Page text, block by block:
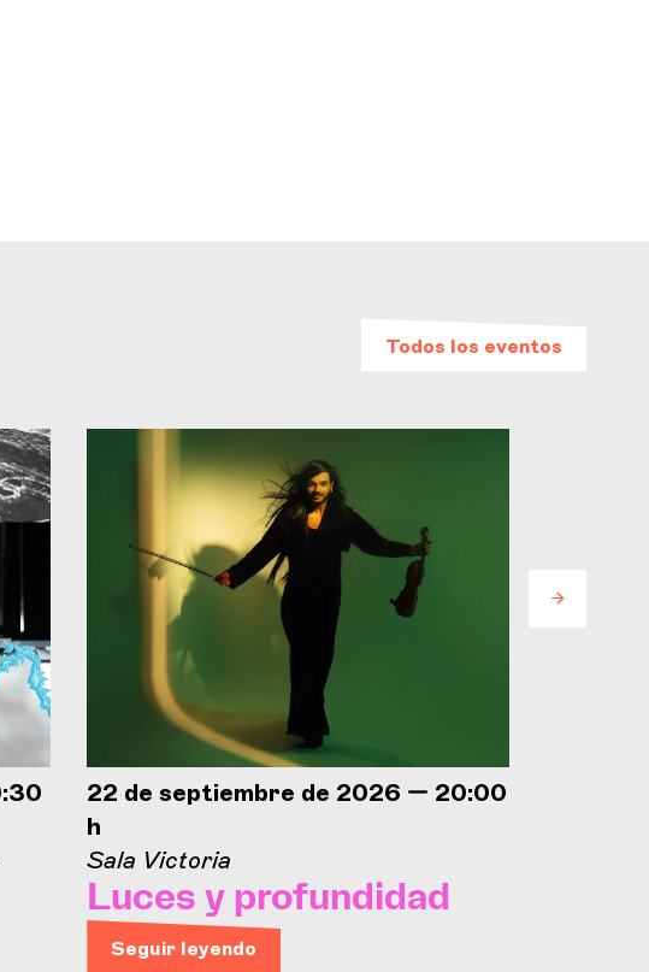
Todos los eventos
22 de septiembre de 2026 — 20:00
h
Sala Victoria
Luces y profundidad
Seguir leyendo